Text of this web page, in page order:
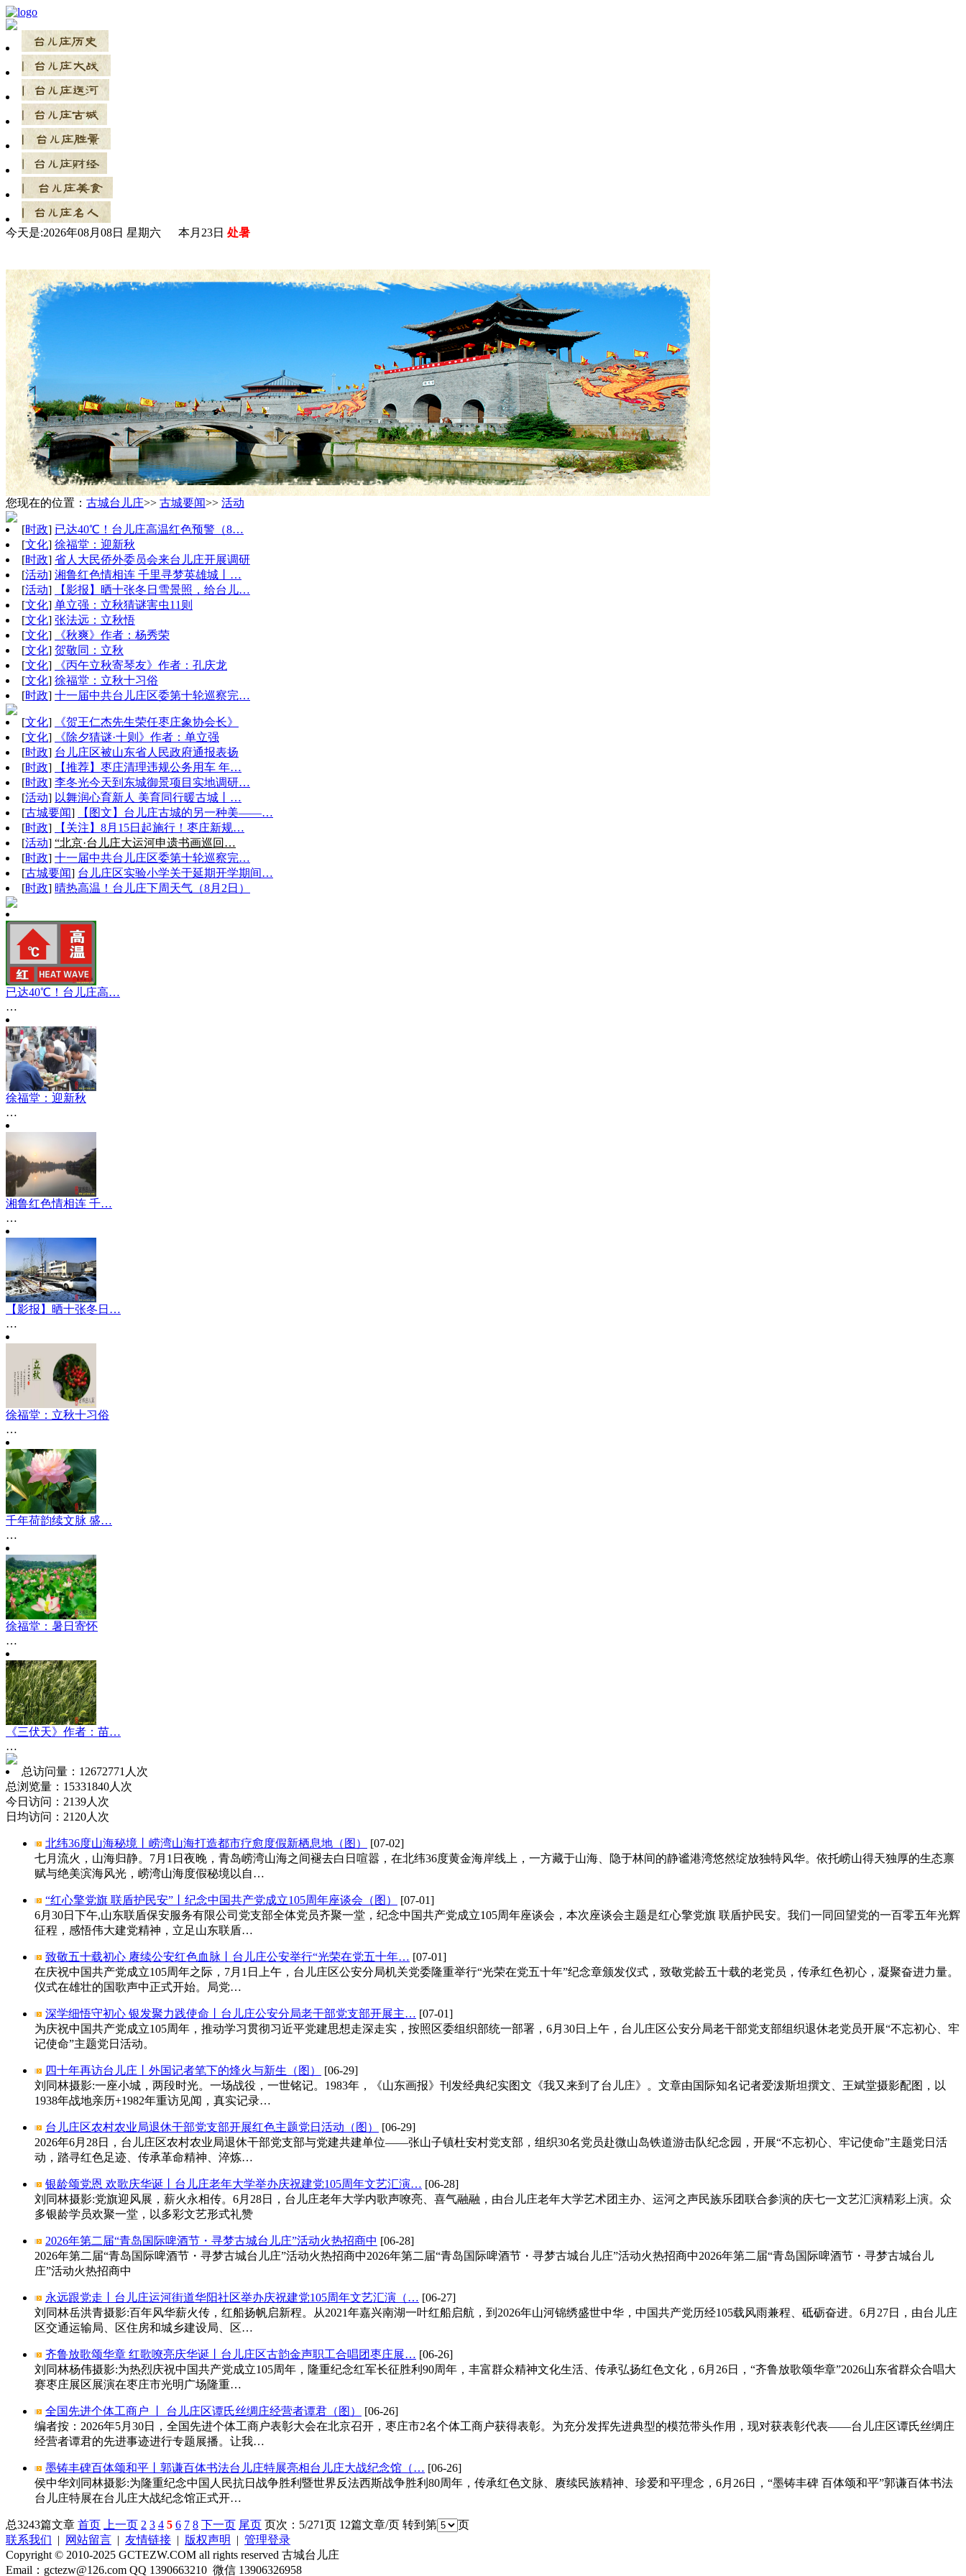
今天是:2026年08月08日 星期六 本月23日 处暑
您现在的位置： 古城台儿庄>> 古城要闻>> 活动
[时政] 已达40℃！台儿庄高温红色预警（8…
[文化] 徐福堂：迎新秋
[时政] 省人大民侨外委员会来台儿庄开展调研
[活动] 湘鲁红色情相连 千里寻梦英雄城丨…
[活动]
【影报】晒十张冬日雪景照，给台儿…
[文化] 单立强：立秋猜谜害虫11则
[文化] 张法远：立秋悟
[文化]
《秋爽》作者：杨秀荣
[文化] 贺敬同：立秋
[文化]
《丙午立秋寄琴友》作者：孔庆龙
[文化] 徐福堂：立秋十习俗
[时政] 十一届中共台儿庄区委第十轮巡察完…
[文化]
《贺王仁杰先生荣任枣庄象协会长》
[文化]
《除夕猜谜·十则》作者：单立强
[时政] 台儿庄区被山东省人民政府通报表扬
[时政]
【推荐】枣庄清理违规公务用车 年…
[时政] 李冬光今天到东城御景项目实地调研…
[活动] 以舞润心育新人 美育同行暖古城丨…
[古城要闻]
【图文】台儿庄古城的另一种美——…
[时政]
【关注】8月15日起施行！枣庄新规…
[活动] “北京·台儿庄大运河申遗书画巡回…
[时政] 十一届中共台儿庄区委第十轮巡察完…
[古城要闻] 台儿庄区实验小学关于延期开学期间…
[时政] 晴热高温！台儿庄下周天气（8月2日）
已达40℃！台儿庄高…
…
徐福堂：迎新秋
…
湘鲁红色情相连 千…
…
【影报】晒十张冬日…
…
徐福堂：立秋十习俗
…
千年荷韵续文脉 盛…
…
徐福堂：暑日寄怀
…
《三伏天》作者：苗…
…
总访问量：12672771人次
总浏览量：15331840人次
今日访问：2139人次
日均访问：2120人次
北纬36度山海秘境丨崂湾山海打造都市疗愈度假新栖息地（图）
[07-02]
七月流火，山海归静。7月1日夜晚，青岛崂湾山海之间褪去白日喧嚣，在北纬36度黄金海岸线上，一方藏于山海、隐于林间的静谧港湾悠然绽放独特风华。依托崂山得天独厚的生态禀
赋与绝美滨海风光，崂湾山海度假秘境以自…
“红心擎党旗 联盾护民安”丨纪念中国共产党成立105周年座谈会（图）
[07-01]
6月30日下午,山东联盾保安服务有限公司党支部全体党员齐聚一堂，纪念中国共产党成立105周年座谈会，本次座谈会主题是红心擎党旗 联盾护民安。我们一同回望党的一百零五年光辉
征程，感悟伟大建党精神，立足山东联盾…
致敬五十载初心 赓续公安红色血脉丨台儿庄公安举行“光荣在党五十年… [07-01]
在庆祝中国共产党成立105周年之际，7月1日上午，台儿庄区公安分局机关党委隆重举行“光荣在党五十年”纪念章颁发仪式，致敬党龄五十载的老党员，传承红色初心，凝聚奋进力量。
仪式在雄壮的国歌声中正式开始。局党…
深学细悟守初心 银发聚力践使命丨台儿庄公安分局老干部党支部开展主… [07-01]
为庆祝中国共产党成立105周年，推动学习贯彻习近平党建思想走深走实，按照区委组织部统一部署，6月30日上午，台儿庄区公安分局老干部党支部组织退休老党员开展“不忘初心、牢
记使命”主题党日活动。
四十年再访台儿庄丨外国记者笔下的烽火与新生（图）
[06-29]
刘同林摄影:一座小城，两段时光。一场战役，一世铭记。1983年，《山东画报》刊发经典纪实图文《我又来到了台儿庄》。文章由国际知名记者爱泼斯坦撰文、王斌堂摄影配图，以
1938年战地亲历+1982年重访见闻，真实记录…
台儿庄区农村农业局退休干部党支部开展红色主题党日活动（图）
[06-29]
2026年6月28日，台儿庄区农村农业局退休干部党支部与党建共建单位——张山子镇杜安村党支部，组织30名党员赴微山岛铁道游击队纪念园，开展“不忘初心、牢记使命”主题党日活
动，踏寻红色足迹、传承革命精神、淬炼…
银龄颂党恩 欢歌庆华诞丨台儿庄老年大学举办庆祝建党105周年文艺汇演… [06-28]
刘同林摄影:党旗迎风展，薪火永相传。6月28日，台儿庄老年大学内歌声嘹亮、喜气融融，由台儿庄老年大学艺术团主办、运河之声民族乐团联合参演的庆七一文艺汇演精彩上演。众
多银龄学员欢聚一堂，以多彩文艺形式礼赞
2026年第二届“青岛国际啤酒节・寻梦古城台儿庄”活动火热招商中 [06-28]
2026年第二届“青岛国际啤酒节・寻梦古城台儿庄”活动火热招商中2026年第二届“青岛国际啤酒节・寻梦古城台儿庄”活动火热招商中2026年第二届“青岛国际啤酒节・寻梦古城台儿
庄”活动火热招商中
永远跟党走丨台儿庄运河街道华阳社区举办庆祝建党105周年文艺汇演（… [06-27]
刘同林岳洪青摄影:百年风华薪火传，红船扬帆启新程。从2021年嘉兴南湖一叶红船启航，到2026年山河锦绣盛世中华，中国共产党历经105载风雨兼程、砥砺奋进。6月27日，由台儿庄
区交通运输局、区住房和城乡建设局、区…
齐鲁放歌颂华章 红歌嘹亮庆华诞丨台儿庄区古韵金声职工合唱团枣庄展… [06-26]
刘同林杨伟摄影:为热烈庆祝中国共产党成立105周年，隆重纪念红军长征胜利90周年，丰富群众精神文化生活、传承弘扬红色文化，6月26日，“齐鲁放歌颂华章”2026山东省群众合唱大
赛枣庄展区展演在枣庄市光明广场隆重…
全国先进个体工商户 丨 台儿庄区谭氏丝绸庄经营者谭君（图）
[06-26]
编者按：2026年5月30日，全国先进个体工商户表彰大会在北京召开，枣庄市2名个体工商户获得表彰。为充分发挥先进典型的模范带头作用，现对获表彰代表——台儿庄区谭氏丝绸庄
经营者谭君的先进事迹进行专题展播。让我…
墨铸丰碑百体颂和平丨郭谦百体书法台儿庄特展亮相台儿庄大战纪念馆（… [06-26]
侯中华刘同林摄影:为隆重纪念中国人民抗日战争胜利暨世界反法西斯战争胜利80周年，传承红色文脉、赓续民族精神、珍爱和平理念，6月26日，“墨铸丰碑 百体颂和平”郭谦百体书法
台儿庄特展在台儿庄大战纪念馆正式开…
总3243篇文章 首页 上一页 2 3 4 5 6 7 8 下一页 尾页 页次：5/271页 12篇文章/页 转到第
页
联系我们 | 网站留言 | 友情链接 | 版权声明 | 管理登录
Copyright © 2010-2025 GCTEZW.COM all rights reserved 古城台儿庄
Email：gctezw@126.com QQ 1390663210 微信 13906326958